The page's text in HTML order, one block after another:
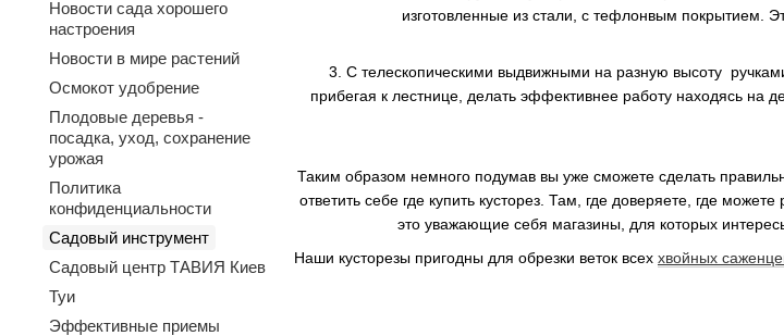
изготовленные из стали, с тефлонвым покрытием.
3. С телескопическими выдвижными на разную высоту
прибегая к лестнице, делать эффективнее работу находясь на
Таким образом немного подумав вы уже сможете сделать
ответить себе где купить кусторез. Там, где доверяете, где
это уважающие себя магазины, для которых
Наши кусторезы пригодны для обрезки веток всех хвойных
Новости сада хорошего
настроения
Новости в мире растений
Осмокот удобрение
Плодовые деревья -
посадка, уход, сохранение
урожая
Политика
конфиденциальности
Садовый инструмент
Садовый центр ТАВИЯ Киев
Туи
Эффективные приемы